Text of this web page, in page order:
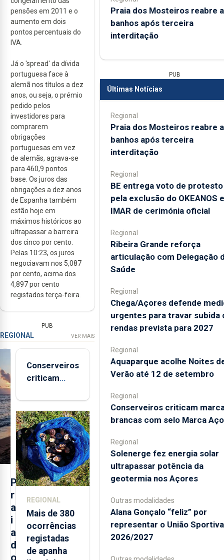
pensões em 2011 e o
aumento em dois
pontos percentuais do
IVA.
Já o 'spread' da dívida
portuguesa face à
alemã nos títulos a dez
anos, ou seja, o prémio
pedido pelos
investidores para
comprarem
obrigações
portuguesas em vez
de alemãs, agrava-se
para 460,9 pontos
base. Os juros das
obrigações a dez anos
de Espanha também
estão hoje em
máximos históricos ao
ultrapassar a barreira
dos cinco por cento.
Pelas 10:23, os juros
negociavam nos 5,087
por cento, acima dos
4,897 por cento
registados terça-feira.
PUB
REGIONAL VER MAIS
P
r
a
i
a
d
o
Conserveiros
criticam
brancas com
selo Marca
Açores
REGIONAL
Mais de 380
ocorrências
registadas
de apanha
Praia dos Mosteiros reabre a
banhos após terceira
interditação
PUB
Últimas Notícias
Regional
Praia dos Mosteiros reabre a
banhos após terceira
interditação
Regional
BE entrega voto de protesto
pela exclusão do OKEANOS e
IMAR de cerimónia oficial
Regional
Ribeira Grande reforça
articulação com Delegação
Saúde
Regional
Chega/Açores defende
urgentes para travar subida
rendas prevista para 2027
Regional
Aquaparque acolhe Noites
Verão até 12 de setembro
Regional
Conserveiros criticam
brancas com selo Marca
Regional
Solenerge fez energia solar
ultrapassar potência da
geotermia nos Açores
Outras modalidades
Alana Gonçalo “feliz” por
representar o União
2026/2027